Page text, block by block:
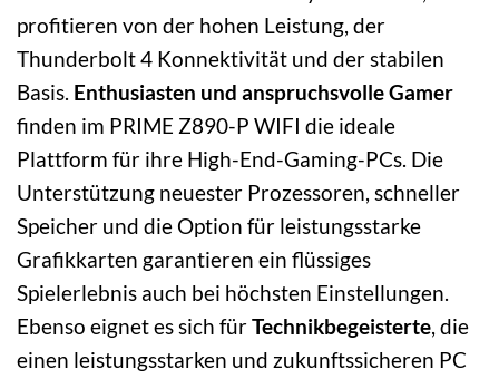
profitieren von der hohen Leistung, der
Thunderbolt 4 Konnektivität und der stabilen
Basis. Enthusiasten und anspruchsvolle Gamer
finden im PRIME Z890-P WIFI die ideale
Plattform für ihre High-End-Gaming-PCs. Die
Unterstützung neuester Prozessoren, schneller
Speicher und die Option für leistungsstarke
Grafikkarten garantieren ein flüssiges
Spielerlebnis auch bei höchsten Einstellungen.
Ebenso eignet es sich fürTechnikbegeisterte, die
einen leistungsstarken und zukunftssicheren PC